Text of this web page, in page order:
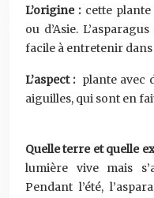
L’origine :cette plante
ou d’Asie.
facile à entretenir dans
L’aspect :plante avec
aiguilles, qui sont en
Quelle terre et quelle
lumière vive mais
Pendant l’été,